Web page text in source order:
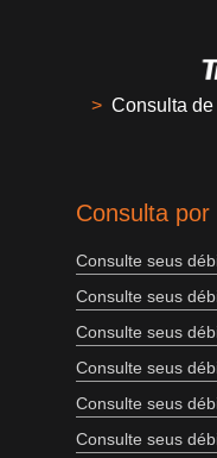
> Consulta
Consulta
Consulte seus
Consulte seus
Consulte seus
Consulte seus
Consulte seus
Consulte seus